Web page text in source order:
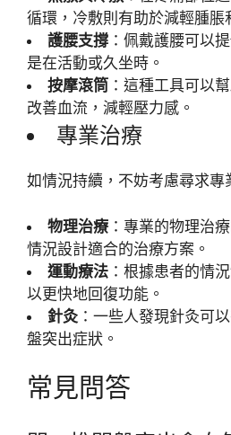
循環，冷敷則有助於減輕腫脹
護腰支撐 ：佩戴護腰可以
是在活動或久坐時。
按摩滾筒 ：這種工具可以
改善血流，減輕壓力感。
專業治療
如情況持續，不妨考慮尋求專
物理治療：專業的物理治
情況設計適合的治療方案。
運動療法 ：根據患者的情
以更快地回復功能。
針灸 ：一些人發現針灸可
盤突出症狀。
常見問答